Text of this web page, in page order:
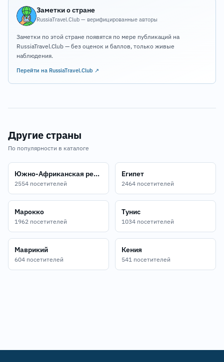
Заметки о стране
RussiaTravel.Club — верифицированные авторы
Заметки по этой стране появятся по мере публикаций на
RussiaTravel.Club — без оценок и баллов, только живые
наблюдения.
Перейти на RussiaTravel.Club ↗
Другие страны
По популярности в каталоге
Южно-Африканская республика
2554 посетителей
Египет
2464 посетителей
Марокко
1962 посетителей
Тунис
1034 посетителей
Маврикий
604 посетителей
Кения
541 посетителей